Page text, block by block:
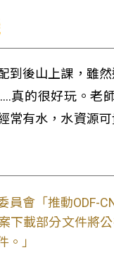
到後山上課，雖
真的很好玩。老
常有水，水資源
員會「推動
下載部分文件將
。」